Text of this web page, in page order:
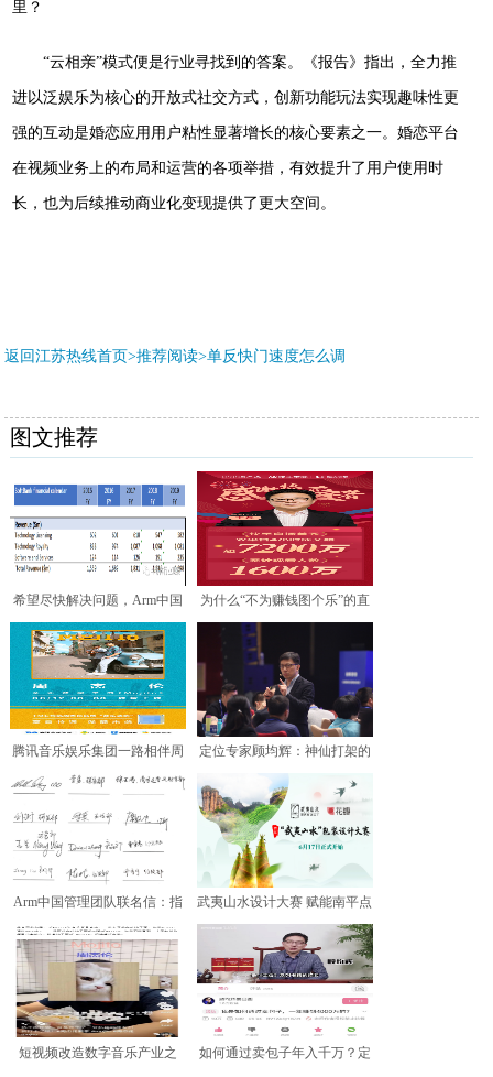
里？
“云相亲”模式便是行业寻找到的答案。《报告》指出，全力推
进以泛娱乐为核心的开放式社交方式，创新功能玩法实现趣味性更
强的互动是婚恋应用用户粘性显著增长的核心要素之一。婚恋平台
在视频业务上的布局和运营的各项举措，有效提升了用户使用时
长，也为后续推动商业化变现提供了更大空间。
返回江苏热线首页>推荐阅读>单反快门速度怎么调
图文推荐
希望尽快解决问题，Arm中国
管理层联合发声道出心
为什么“不为赚钱图个乐”的直
播反而爆了？丁磊是怎
腾讯音乐娱乐集团一路相伴周
杰伦 全新单曲《Moj
定位专家顾均辉：神仙打架的
直播带货，究竟会昙花一
Arm中国管理团队联名信：指
控莫须有！公司运转正
武夷山水设计大赛 赋能南平点
绿成金
短视频改造数字音乐产业之
如何通过卖包子年入千万？定